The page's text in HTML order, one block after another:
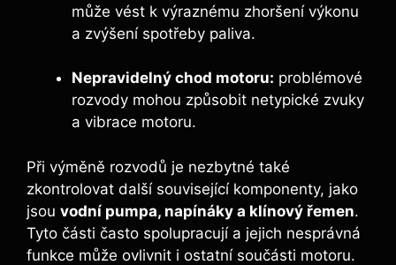
může vést k výraznému zhoršení výkonu
a zvýšení spotřeby paliva.
Nepravidelný chod motoru: problémové
rozvody mohou způsobit netypické zvuky
a vibrace motoru.
Při výměně rozvodů je nezbytné také
zkontrolovat další související komponenty, jako
jsou vodní pumpa, napínáky a klínový řemen.
Tyto části často spolupracují a jejich nesprávná
funkce může ovlivnit i ostatní součásti motoru.